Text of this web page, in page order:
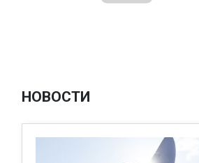
НОВОСТИ